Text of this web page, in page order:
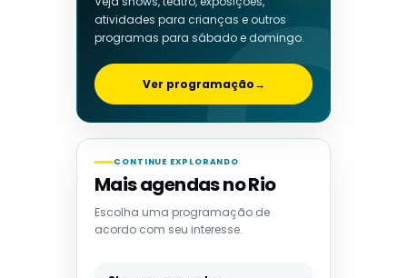
atividades para crianças e outros
programas para sábado e domingo.
Ver programação→
CONTINUE EXPLORANDO
Mais agendas no Rio
Escolha uma programação de
acordo com seu interesse.